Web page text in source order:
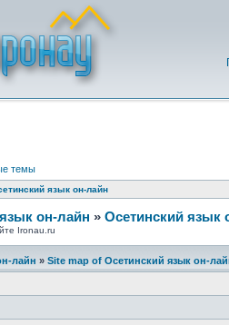
темы
язык он-лайн
он-лайн » Осетинский язык
Ironau.ru
лайн » Site map of Осетинский язык он-